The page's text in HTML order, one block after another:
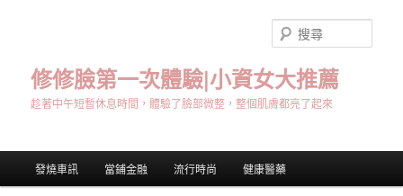
修修臉第一次體驗|小資女大推薦
趁著中午短暫休息時間，體驗了臉部微整，整個肌膚都亮了起來
尋
發燒車訊 當鋪金融 流行時尚 健康醫藥